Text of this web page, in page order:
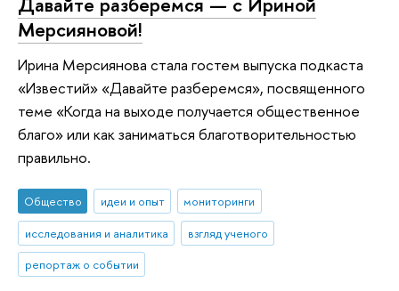
Мерсияновой!
Ирина Мерсиянова стала гостем выпуска подкаста
«Известий» «Давайте разберемся», посвященного
теме «Когда на выходе получается общественное
благо» или как заниматься благотворительностью
правильно.
Общество идеи и опыт
мониторинги
исследования и аналитика
взгляд ученого
репортаж о событии